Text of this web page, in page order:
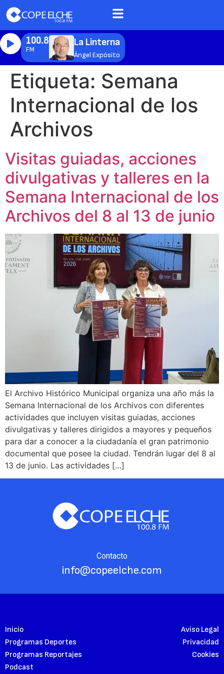
100.8
FM
La Linterna
Ángel Expósito
Etiqueta: Semana
Internacional de los
Archivos
Visitas guiadas, acciones
divulgativas y talleres en la
Semana Internacional de los
Archivos del 8 al 13 de junio
El Archivo Histórico Municipal organiza una año más la
Semana Internacional de los Archivos con diferentes
actividades que incluyen visitas guiadas, acciones
divulgativas y talleres dirigidos a mayores y pequeños
para dar a conocer a la ciudadanía el gran patrimonio
documental que posee la ciudad. Tendrán lugar del 8 al
13 de junio. Las actividades […]
Contacto
info@copeelche.com
Inicio
Programas Deportes
Programas Reportajes
Podcast
Aviso Legal
Privacidad
Cookies